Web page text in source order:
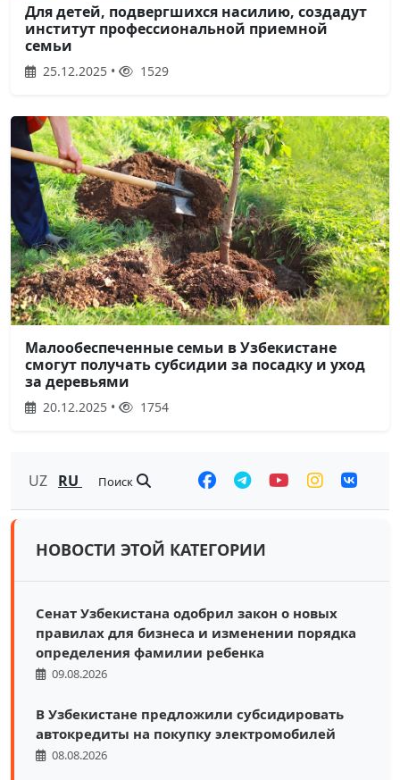
Для детей, подвергшихся насилию, создадут
институт профессиональной приемной
семьи
25.12.2025 • 1529
Малообеспеченные семьи в Узбекистане
смогут получать субсидии за посадку и уход
за деревьями
20.12.2025 • 1754
UZ RU Поиск
НОВОСТИ ЭТОЙ КАТЕГОРИИ
Сенат Узбекистана одобрил закон о новых
правилах для бизнеса и изменении порядка
определения фамилии ребенка
09.08.2026
В Узбекистане предложили субсидировать
автокредиты на покупку электромобилей
08.08.2026